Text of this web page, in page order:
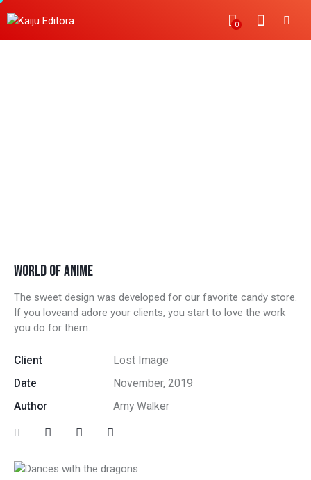
0
WORLD OF ANIME
The sweet design was developed for our favorite candy store.
If you loveand adore your clients, you start to love the work
you do for them.
Client
Lost Image
Date
November, 2019
Author
Amy Walker